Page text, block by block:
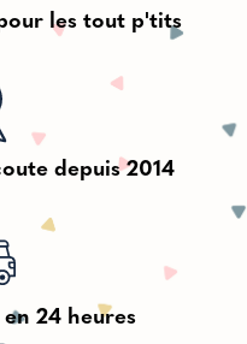
les tout p'tits
depuis 2014
24 heures